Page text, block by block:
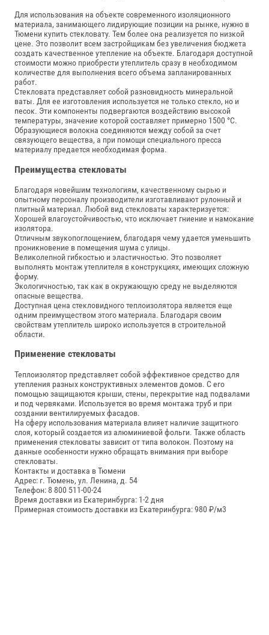
Для использования на объекте современного изоляционного
материала, занимающего лидирующие позиции на рынке, нужно в
Тюмени купить стекловату. Тем более она реализуется по низкой
цене. Это позволит всем застройщикам без увеличения бюджета
создать качественное утепление на объекте. Благодаря доступной
стоимости можно приобрести утеплитель сразу в необходимом
количестве для выполнения всего объема запланированных
работ.
Стекловата представляет собой разновидность минеральной
ваты. Для ее изготовления используется не только стекло, но и
песок. Эти компоненты подвергаются воздействию высокой
температуры, значение которой составляет примерно 1500 °C.
Образующиеся волокна соединяются между собой за счет
связующего вещества, а при помощи специального пресса
материалу предается необходимая форма.
Преимущества стекловаты
Благодаря новейшим технологиям, качественному сырью и
опытному персоналу производители изготавливают рулонный и
плитный материал. Любой вид стекловаты характеризуется:
Хорошей влагоустойчивостью, что исключает гниение и намокание
изолятора.
Отличным звукопоглощением, благодаря чему удается уменьшить
проникновение в помещения шума с улицы.
Великолепной гибкостью и эластичностью. Это позволяет
выполнять монтаж утеплителя в конструкциях, имеющих сложную
форму.
Экологичностью, так как в окружающую среду не выделяются
опасные вещества.
Доступная цена стекловидного теплоизолятора является еще
одним преимуществом этого материала. Благодаря своим
свойствам утеплитель широко используется в строительной
области.
Применение стекловаты
Теплоизолятор представляет собой эффективное средство для
утепления разных конструктивных элементов домов. С его
помощью защищаются крыши, стены, перекрытие над подвалами
и под червяками. Используется во время монтажа труб и при
создании вентилируемых фасадов.
На сферу использования материала влияет наличие защитного
слоя, который создается из алюминиевой фольги. Также область
применения стекловаты зависит от типа волокон. Поэтому на
данные особенности нужно обращать внимания при выборе
стекловаты.
Контакты и доставка в Тюмени
Адрес: г. Тюмень, ул. Ленина, д. 54
Телефон: 8 800 511-00-24
Время доставки из Екатеринбурга: 1-2 дня
Примерная стоимость доставки из Екатеринбурга: 980 ₽/м3